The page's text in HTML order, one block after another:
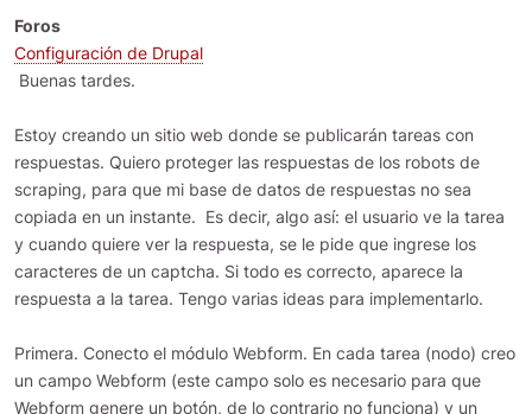
Foros
Configuración de Drupal
Buenas tardes.
Estoy creando un sitio web donde se publicarán tareas con
respuestas. Quiero proteger las respuestas de los robots de
scraping, para que mi base de datos de respuestas no sea
copiada en un instante. Es decir, algo así: el usuario ve la tarea
y cuando quiere ver la respuesta, se le pide que ingrese los
caracteres de un captcha. Si todo es correcto, aparece la
respuesta a la tarea. Tengo varias ideas para implementarlo.
Primera. Conecto el módulo Webform. En cada tarea (nodo) creo
un campo Webform (este campo solo es necesario para que
Webform genere un botón, de lo contrario no funciona) y un